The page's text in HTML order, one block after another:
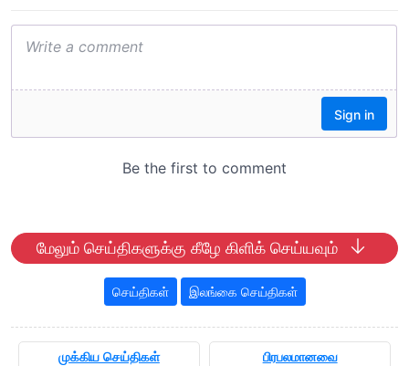
மேலும் செய்திகளுக்கு கீழே கிளிக் செய்யவும்
செய்திகள் இலங்கை செய்திகள்
முக்கிய செய்திகள் பிரபலமானவை